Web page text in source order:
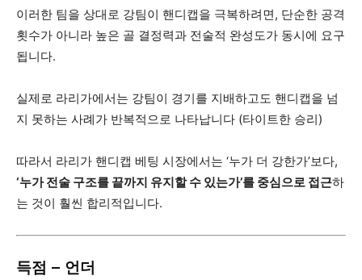
이러한 팀을 상대로 강팀이 핸디캡을 극복하려면, 단순한 공격
횟수가 아니라 높은 골 결정력과 전술적 완성도가 동시에 요구
됩니다.
실제로 라리가에서는 강팀이 경기를 지배하고도 핸디캡을 넘
지 못하는 사례가 반복적으로 나타납니다 (타이트한 승리)
따라서 라리가 핸디캡 베팅 시장에서는 ‘누가 더 강한가’보다,
‘누가 전술 구조를 끝까지 유지할 수 있는가’를 중심으로 접근하
는 것이 훨씬 합리적입니다.
득점 – 언더